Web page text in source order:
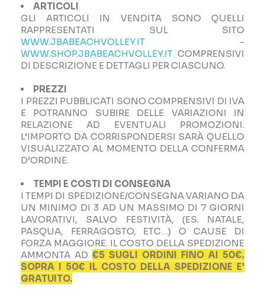
ARTICOLI
GLI ARTICOLI IN VENDITA SONO QUELLI
RAPPRESENTATI SUL SITO
WWW.JBABEACHVOLLEY.IT -
WWW.SHOP.JBABEACHVOLLEY.IT COMPRENSIVI
DI DESCRIZIONE E DETTAGLI PER CIASCUNO.
PREZZI
I PREZZI PUBBLICATI SONO COMPRENSIVI DI IVA
E POTRANNO SUBIRE DELLE VARIAZIONI IN
RELAZIONE AD EVENTUALI PROMOZIONI.
L’IMPORTO DA CORRISPONDERSI SARÀ QUELLO
VISUALIZZATO AL MOMENTO DELLA CONFERMA
D’ORDINE.
TEMPI E COSTI DI CONSEGNA
I TEMPI DI SPEDIZIONE/CONSEGNA VARIANO DA
UN MINIMO DI 3 AD UN MASSIMO DI 7 GIORNI
LAVORATIVI, SALVO FESTIVITÀ, (ES. NATALE,
PASQUA, FERRAGOSTO, ETC…) O CAUSE DI
FORZA MAGGIORE. IL COSTO DELLA SPEDIZIONE
AMMONTA AD €5 SUGLI ORDINI FINO AI 50€.
SOPRA I 50€ IL COSTO DELLA SPEDIZIONE E'
GRATUITO.